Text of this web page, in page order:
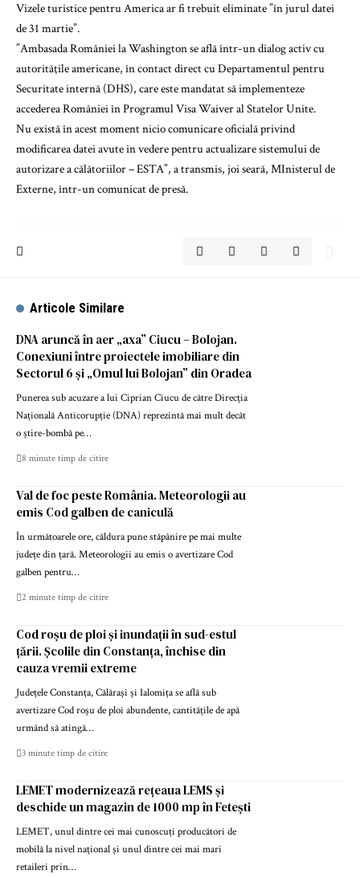
Vizele turistice pentru America ar fi trebuit eliminate ”în jurul datei
de 31 martie”.
”Ambasada României la Washington se află într-un dialog activ cu
autorităţile americane, în contact direct cu Departamentul pentru
Securitate internă (DHS), care este mandatat să implementeze
accederea României în Programul Visa Waiver al Statelor Unite.
Nu există în acest moment nicio comunicare oficială privind
modificarea datei avute in vedere pentru actualizare sistemului de
autorizare a călătoriilor – ESTA”, a transmis, joi seară, MInisterul de
Externe, într-un comunicat de presă.
Articole Similare
DNA aruncă în aer „axa” Ciucu – Bolojan.
Conexiuni între proiectele imobiliare din
Sectorul 6 și „Omul lui Bolojan” din Oradea
Punerea sub acuzare a lui Ciprian Ciucu de către Direcția
Națională Anticorupție (DNA) reprezintă mai mult decât
o știre-bombă pe…
8 minute timp de citire
Val de foc peste România. Meteorologii au
emis Cod galben de caniculă
În următoarele ore, căldura pune stăpânire pe mai multe
județe din țară. Meteorologii au emis o avertizare Cod
galben pentru…
2 minute timp de citire
Cod roșu de ploi și inundații în sud-estul
țării. Școlile din Constanța, închise din
cauza vremii extreme
Județele Constanța, Călărași și Ialomița se află sub
avertizare Cod roșu de ploi abundente, cantitățile de apă
urmând să atingă…
3 minute timp de citire
LEMET modernizează rețeaua LEMS și
deschide un magazin de 1000 mp în Fetești
LEMET, unul dintre cei mai cunoscuți producători de
mobilă la nivel național și unul dintre cei mai mari
retaileri prin…